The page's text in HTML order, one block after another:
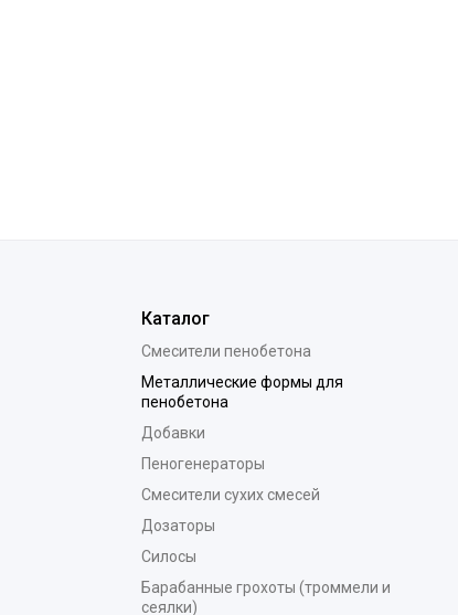
Каталог
Смесители пенобетона
Металлические формы для
пенобетона
Добавки
Пеногенераторы
Смесители сухих смесей
Дозаторы
Силосы
Барабанные грохоты (троммели и
сеялки)